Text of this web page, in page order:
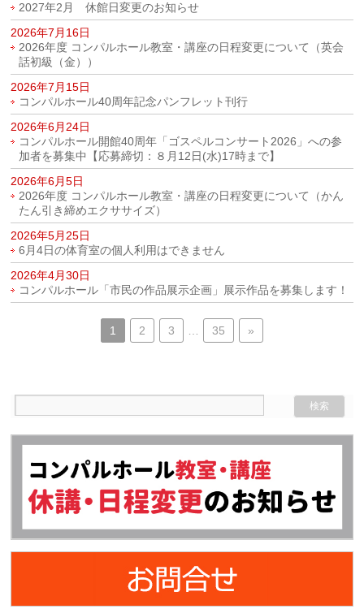
2027年2月 休館日変更のお知らせ
2026年7月16日
2026年度 コンパルホール教室・講座の日程変更について（英会
話初級（金））
2026年7月15日
コンパルホール40周年記念パンフレット刊行
2026年6月24日
コンパルホール開館40周年「ゴスペルコンサート2026」への参
加者を募集中【応募締切：８月12日(水)17時まで】
2026年6月5日
2026年度 コンパルホール教室・講座の日程変更について（かん
たん引き締めエクササイズ）
2026年5月25日
6月4日の体育室の個人利用はできません
2026年4月30日
コンパルホール「市民の作品展示企画」展示作品を募集します！
1 2 3 35 »